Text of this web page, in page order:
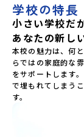
学校の特長
小さい学校だ
あなたの新し
本校の魅力は、何
らではの家庭的な
をサポートします
で埋もれてしまう
す。